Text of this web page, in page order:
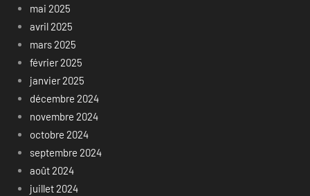
mai 2025
avril 2025
mars 2025
février 2025
janvier 2025
décembre 2024
novembre 2024
octobre 2024
septembre 2024
août 2024
juillet 2024